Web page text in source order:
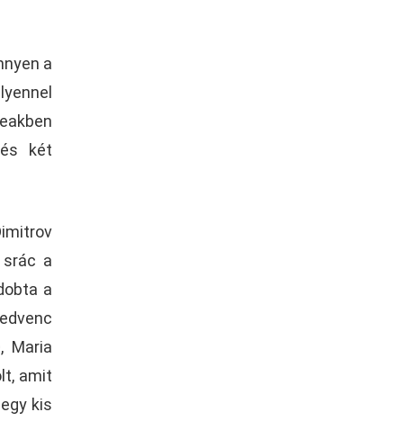
a
két
srác a
a
Maria
amit
kis